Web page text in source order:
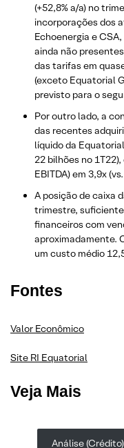
(+52,8% a/a) no
incorporações dos
Echoenergia e
ainda não
das tarifas em
(exceto Equatorial
previsto para o
Por outro lado, a
das recentes
líquido da
22 bilhões no
EBITDA) em 3,9x
A posição de caixa
trimestre,
financeiros com
aproximadamente.
um custo médio
Fontes
Valor Econômico
Site RI Equatorial
Veja Mais
Análise